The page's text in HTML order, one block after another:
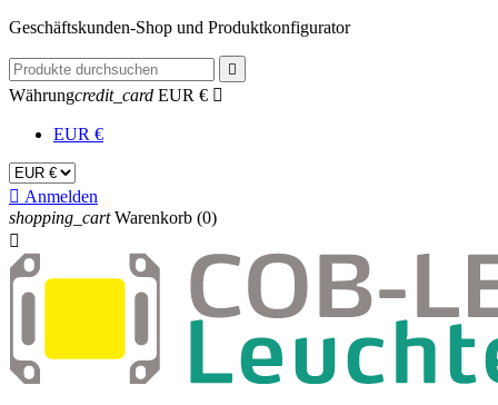
Geschäftskunden-Shop und Produktkonfigurator

Währungcredit_card EUR € 
EUR €
 Anmelden
shopping_cart Warenkorb (0)
